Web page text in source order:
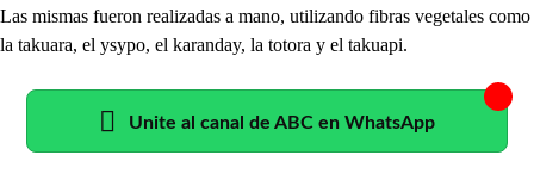
Las mismas fueron realizadas a mano, utilizando fibras vegetales como
la takuara, el ysypo, el karanday, la totora y el takuapi.
Unite al canal de ABC en WhatsApp